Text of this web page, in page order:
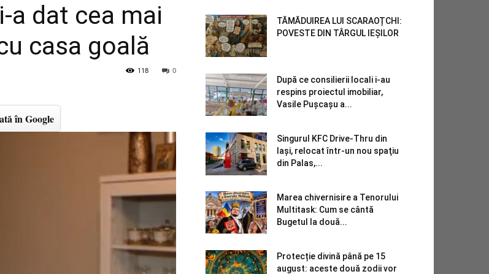
a dat cea mai
casa goală
0
118
în Google
TĂMĂDUIREA LUI SCARAOȚCHI:
POVESTE DIN TÂRGUL IEȘILOR
După ce consilierii locali i-au
respins proiectul imobiliar,
Vasile Pușcașu a...
Singurul KFC Drive-Thru din
Iași, relocat într-un nou spaţiu
din Palas,...
Marea chivernisire a Tenorului
Multitask: Cum se cântă
Bugetul la două...
Protecție divină până pe 15
august: aceste două zodii vor